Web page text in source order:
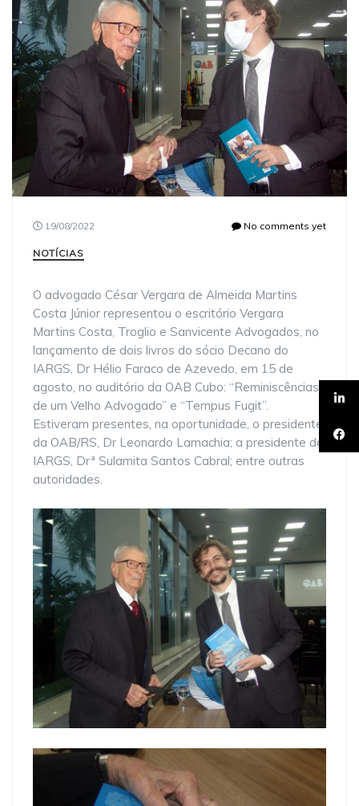
No comments yet
19/08/2022
NOTÍCIAS
O advogado César Vergara de Almeida Martins
Costa Júnior representou o escritório Vergara
Martins Costa, Troglio e Sanvicente Advogados, no
lançamento de dois livros do sócio Decano do
IARGS, Dr Hélio Faraco de Azevedo, em 15 de
agosto, no auditório da OAB Cubo: “Reminiscências
de um Velho Advogado” e “Tempus Fugit”.
Estiveram presentes, na oportunidade, o presidente
da OAB/RS, Dr Leonardo Lamachia; a presidente do
IARGS, Drª Sulamita Santos Cabral; entre outras
autoridades.